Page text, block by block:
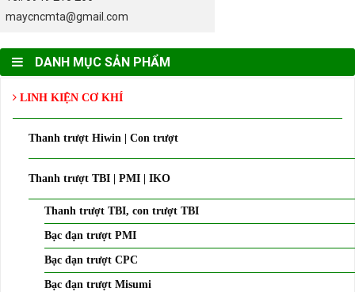
maycncmta@gmail.com
DANH MỤC SẢN PHẨM
LINH KIỆN CƠ KHÍ
Thanh trượt Hiwin | Con trượt
Thanh trượt TBI | PMI | IKO
Thanh trượt TBI, con trượt TBI
Bạc đạn trượt PMI
Bạc đạn trượt CPC
Bạc đạn trượt Misumi